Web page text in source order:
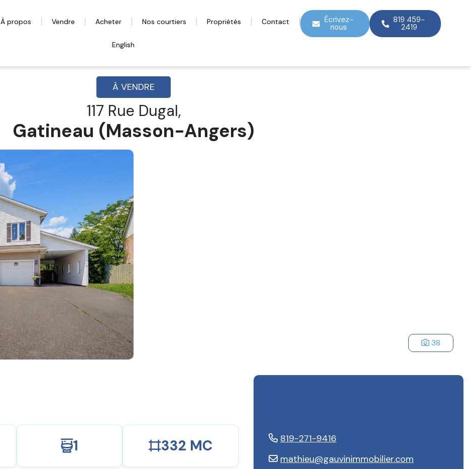
À propos Vendre Acheter Nos courtiers Propriétés Contact
English
Écrivez-
nous
819 459-
2419
À VENDRE
117 Rue Dugal,
Gatineau (Masson-Angers)
38
1 332 MC
819-271-9416
mathieu@gauvinimmobilier.com